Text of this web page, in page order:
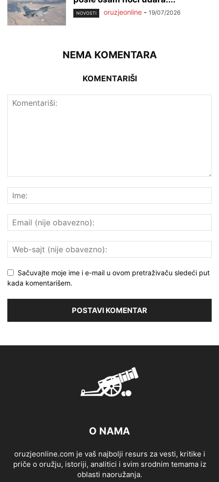
NOVOSTI oruzjeonline - 19/07/2026
NEMA KOMENTARA
KOMENTARIŠI
Sačuvajte moje ime i e-mail u ovom pretraživaču sledeći put
kada komentarišem.
O NAMA
oruzjeonline.com je vaš najbolji resurs za vesti, kritike i
priče o oružju, istoriji, analitici i svim srodnim temama iz
oblasti naoružanja.